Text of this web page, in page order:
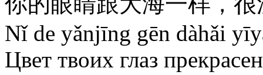
Nǐ de yǎnjīng gēn dàhǎi
Цвет твоих глаз